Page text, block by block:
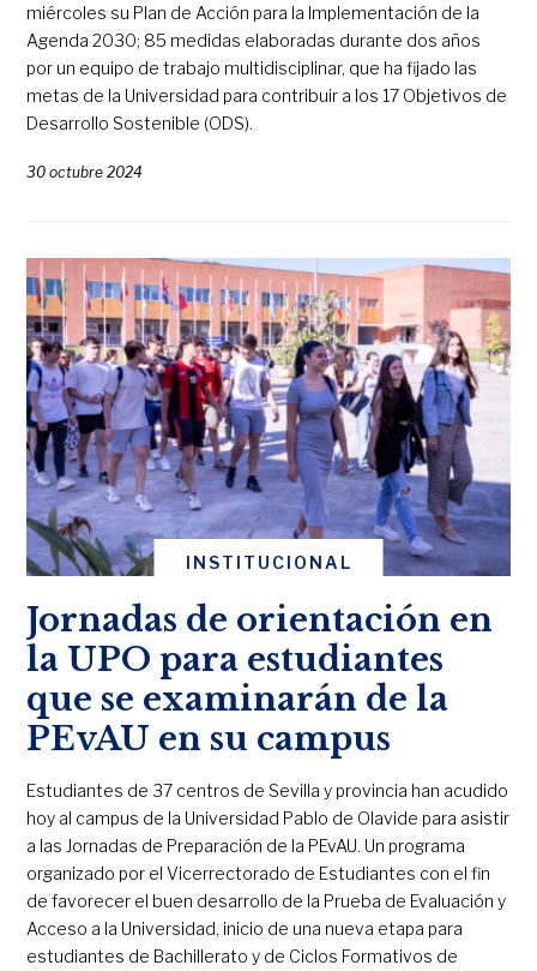
miércoles su Plan de Acción para la Implementación de la
Agenda 2030; 85 medidas elaboradas durante dos años
por un equipo de trabajo multidisciplinar, que ha fijado las
metas de la Universidad para contribuir a los 17 Objetivos de
Desarrollo Sostenible (ODS).
30 octubre 2024
INSTITUCIONAL
Jornadas de orientación en
la UPO para estudiantes
que se examinarán de la
PEvAU en su campus
Estudiantes de 37 centros de Sevilla y provincia han acudido
hoy al campus de la Universidad Pablo de Olavide para asistir
a las Jornadas de Preparación de la PEvAU. Un programa
organizado por el Vicerrectorado de Estudiantes con el fin
de favorecer el buen desarrollo de la Prueba de Evaluación y
Acceso a la Universidad, inicio de una nueva etapa para
estudiantes de Bachillerato y de Ciclos Formativos de